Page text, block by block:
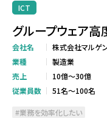
ICT
グループウェア
会社名
株式会社マルゲ
業種
製造業
売上
10億～30億
従業員数
51名～100名
業務を効率化したい